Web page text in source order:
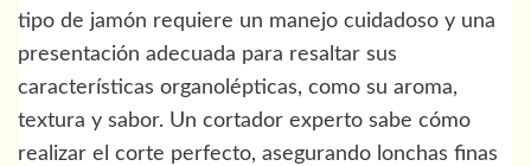
tipo de jamón requiere un manejo cuidadoso y una
presentación adecuada para resaltar sus
características organolépticas, como su aroma,
textura y sabor. Un cortador experto sabe cómo
realizar el corte perfecto, asegurando lonchas finas